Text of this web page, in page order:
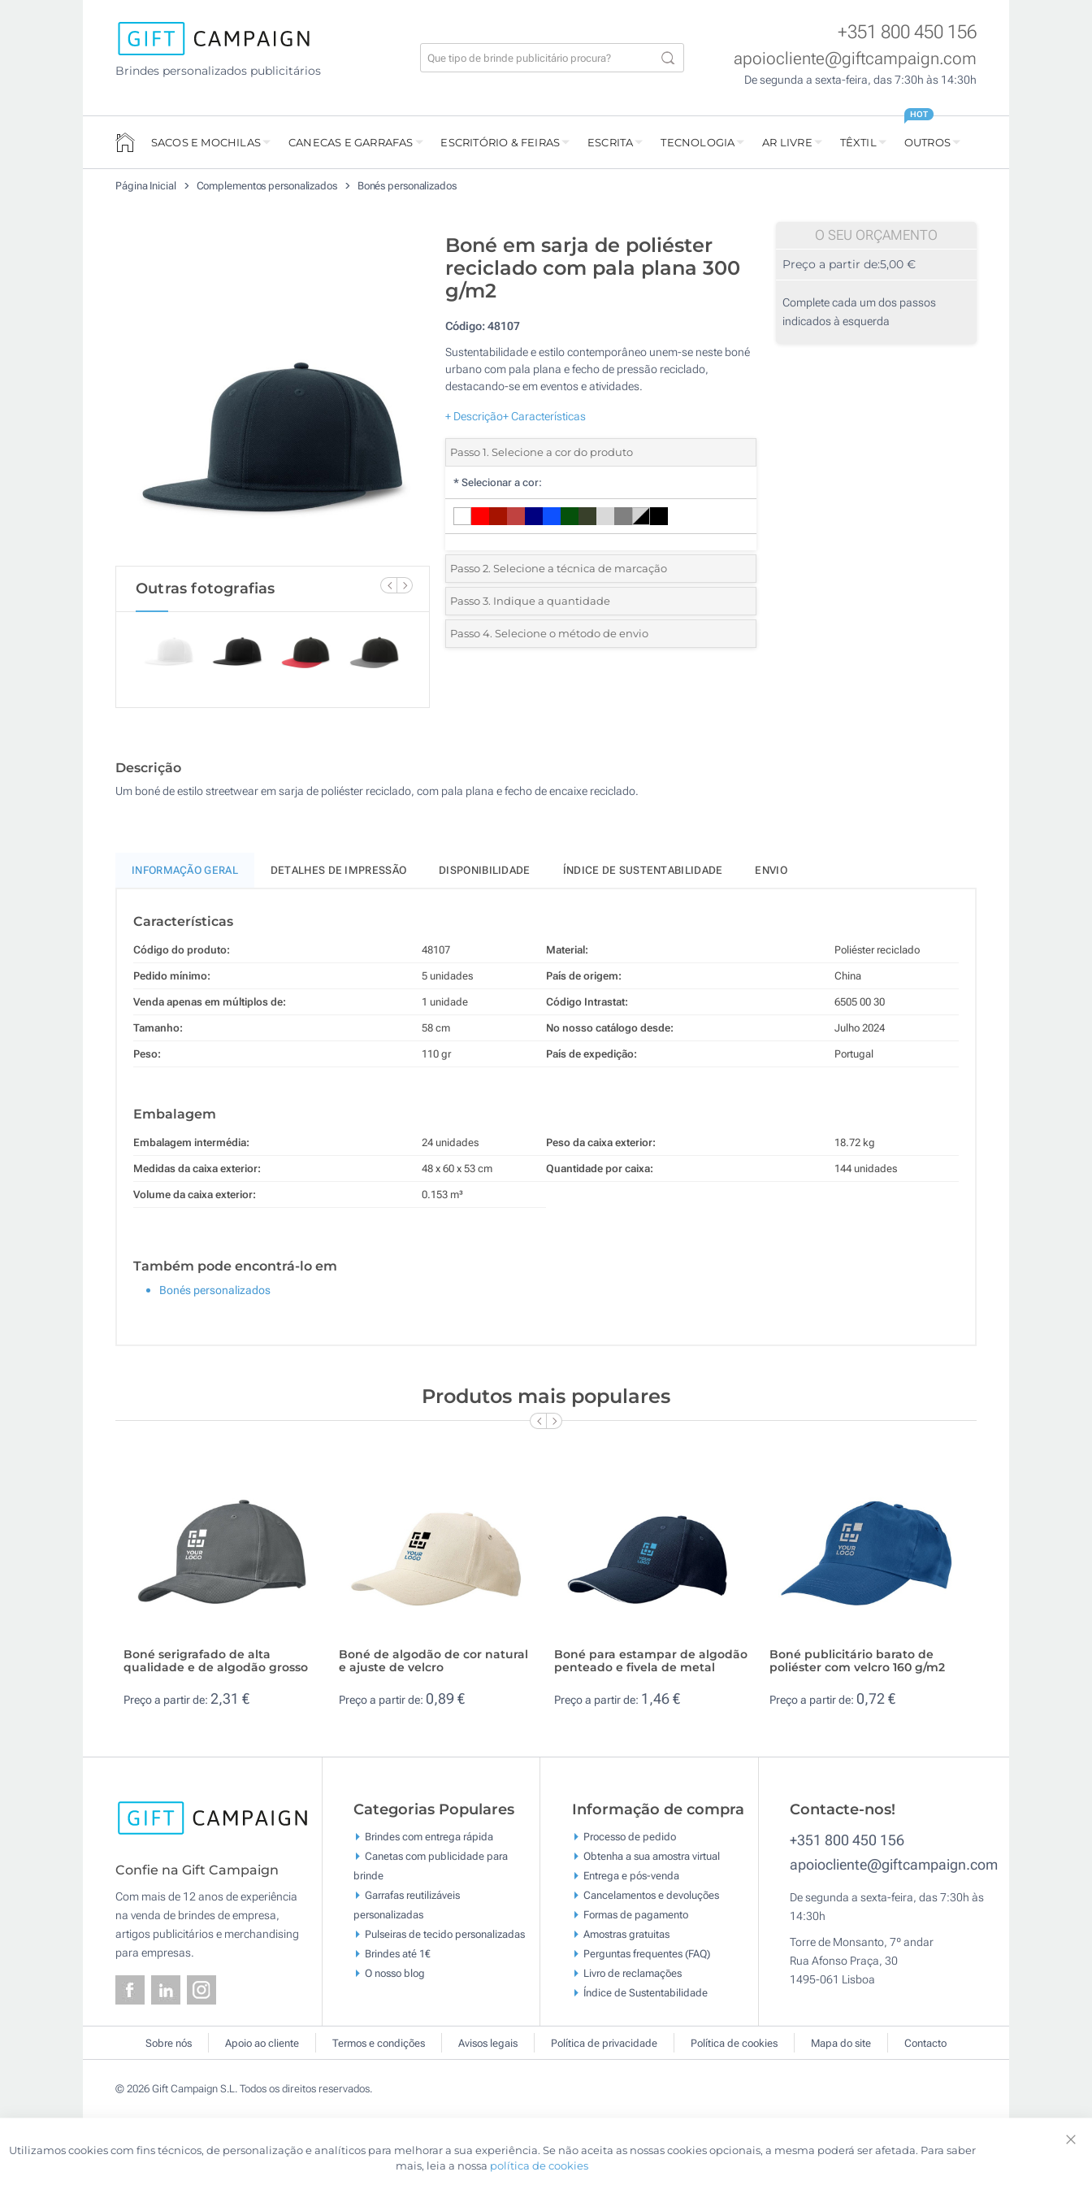
Brindes personalizados publicitários
+351 800 450 156
apoiocliente@giftcampaign.com
De segunda a sexta-feira, das 7:30h às 14:30h
SACOS E MOCHILAS CANECAS E GARRAFAS ESCRITÓRIO & FEIRAS ESCRITA TECNOLOGIA AR LIVRE TÊXTIL OUTROS
HOT
Página Inicial Complementos personalizados Bonés personalizados
Outras fotografias
Boné em sarja de poliéster
reciclado com pala plana 300
g/m2
Código:48107
Sustentabilidade e estilo contemporâneo unem-se neste boné
urbano com pala plana e fecho de pressão reciclado,
destacando-se em eventos e atividades.
+ Descrição+ Características
Passo 1. Selecione a cor do produto
* Selecionar a cor:
Passo 2. Selecione a técnica de marcação
*Selecione o tipo de marcação e as cores do logotipo:
1 Cor (Parte superior)
Sem impressão
Passo 3. Indique a quantidade
*Quantidade mínima:5
50
Passo 4. Selecione o método de envio
O SEU ORÇAMENTO
Preço a partir de:5,00 €
Complete cada um dos passos
indicados à esquerda
Descrição
Um boné de estilo streetwear em sarja de poliéster reciclado, com pala plana e fecho de encaixe reciclado.
INFORMAÇÃO GERAL DETALHES DE IMPRESSÃO DISPONIBILIDADE ÍNDICE DE SUSTENTABILIDADE ENVIO
Características
Código do produto: 48107
Pedido mínimo: 5 unidades
Venda apenas em múltiplos de: 1 unidade
Tamanho: 58 cm
Peso: 110 gr
Material: Poliéster reciclado
País de origem: China
Código Intrastat: 6505 00 30
No nosso catálogo desde: Julho 2024
País de expedição: Portugal
Embalagem
Embalagem intermédia: 24 unidades
Medidas da caixa exterior: 48 x 60 x 53 cm
Volume da caixa exterior: 0.153 m³
Peso da caixa exterior: 18.72 kg
Quantidade por caixa: 144 unidades
Também pode encontrá-lo em
Bonés personalizados
Produtos mais populares
Boné serigrafado de alta
qualidade e de algodão grosso
Preço a partir de: 2,31 €
Boné de algodão de cor natural
e ajuste de velcro
Preço a partir de: 0,89 €
Boné para estampar de algodão
penteado e fivela de metal
Preço a partir de: 1,46 €
Boné publicitário barato de
poliéster com velcro 160 g/m2
Preço a partir de: 0,72 €
Confie na Gift Campaign
Com mais de 12 anos de experiência
na venda de brindes de empresa,
artigos publicitários e merchandising
para empresas.
Categorias Populares
Brindes com entrega rápida
Canetas com publicidade para
brinde
Garrafas reutilizáveis
personalizadas
Pulseiras de tecido personalizadas
Brindes até 1€
O nosso blog
Informação de compra
Processo de pedido
Obtenha a sua amostra virtual
Entrega e pós-venda
Cancelamentos e devoluções
Formas de pagamento
Amostras gratuitas
Perguntas frequentes (FAQ)
Livro de reclamaçōes
Índice de Sustentabilidade
Contacte-nos!
+351 800 450 156
apoiocliente@giftcampaign.com
De segunda a sexta-feira, das 7:30h às
14:30h
Torre de Monsanto, 7º andar
Rua Afonso Praça, 30
1495-061 Lisboa
Sobre nós Apoio ao cliente Termos e condições Avisos legais Política de privacidade Política de cookies Mapa do site Contacto
© 2026 Gift Campaign S.L. Todos os direitos reservados.
Utilizamos cookies com fins técnicos, de personalização e analíticos para melhorar a sua experiência. Se não aceita as nossas cookies opcionais, a mesma poderá ser afetada. Para saber
mais, leia a nossa política de cookies